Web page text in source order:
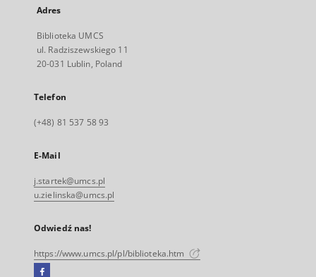
Adres
Biblioteka UMCS
ul. Radziszewskiego 11
20-031 Lublin, Poland
Telefon
(+48) 81 537 58 93
E-Mail
j.startek@umcs.pl
u.zielinska@umcs.pl
Odwiedź nas!
https://www.umcs.pl/pl/biblioteka.htm
Facebook